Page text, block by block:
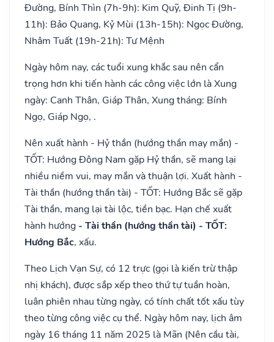
Đường, Bính Thìn (7h-9h): Kim Quỹ, Đinh Tị (9h-
11h): Bảo Quang, Kỷ Mùi (13h-15h): Ngọc Đường,
Nhâm Tuất (19h-21h): Tư Mệnh
Ngày hôm nay, các tuổi xung khắc sau nên cẩn
trọng hơn khi tiến hành các công việc lớn là Xung
ngày: Canh Thân, Giáp Thân, Xung tháng: Bính
Ngọ, Giáp Ngọ, .
Nên xuất hành - Hỷ thần (hướng thần may mắn) -
TỐT: Hướng Đông Nam gặp Hỷ thần, sẽ mang lại
nhiều niềm vui, may mắn và thuận lợi. Xuất hành -
Tài thần (hướng thần tài) - TỐT: Hướng Bắc sẽ gặp
Tài thần, mang lại tài lộc, tiền bạc. Hạn chế xuất
hành hướng - Tài thần (hướng thần tài) - TỐT:
Hướng Bắc, xấu.
Theo Lịch Vạn Sự, có 12 trực (gọi là kiến trừ thập
nhị khách), được sắp xếp theo thứ tự tuần hoàn,
luân phiên nhau từng ngày, có tính chất tốt xấu tùy
theo từng công việc cụ thể. Ngày hôm nay, lịch âm
ngày 16 tháng 11 năm 2025 là Mãn (Nên cầu tài,